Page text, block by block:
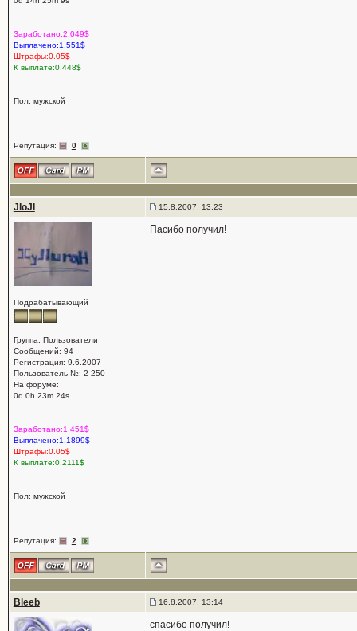
Заработано:2.049$
Выплачено:1.551$
Штрафы:0.05$
К выплате:0.448$
Пол: мужской
Репутация: 0
JIoJI 15.8.2007, 13:23
Подрабатывающий
Группа: Пользователи
Сообщений: 94
Регистрация: 9.6.2007
Пользователь №: 2 250
На форуме:
0d 0h 23m 24s
Заработано:1.451$
Выплачено:1.1899$
Штрафы:0.05$
К выплате:0.2111$
Пол: мужской
Репутация: 2
Пасибо получил!
Bleeb 16.8.2007, 13:14
спасибо получил!